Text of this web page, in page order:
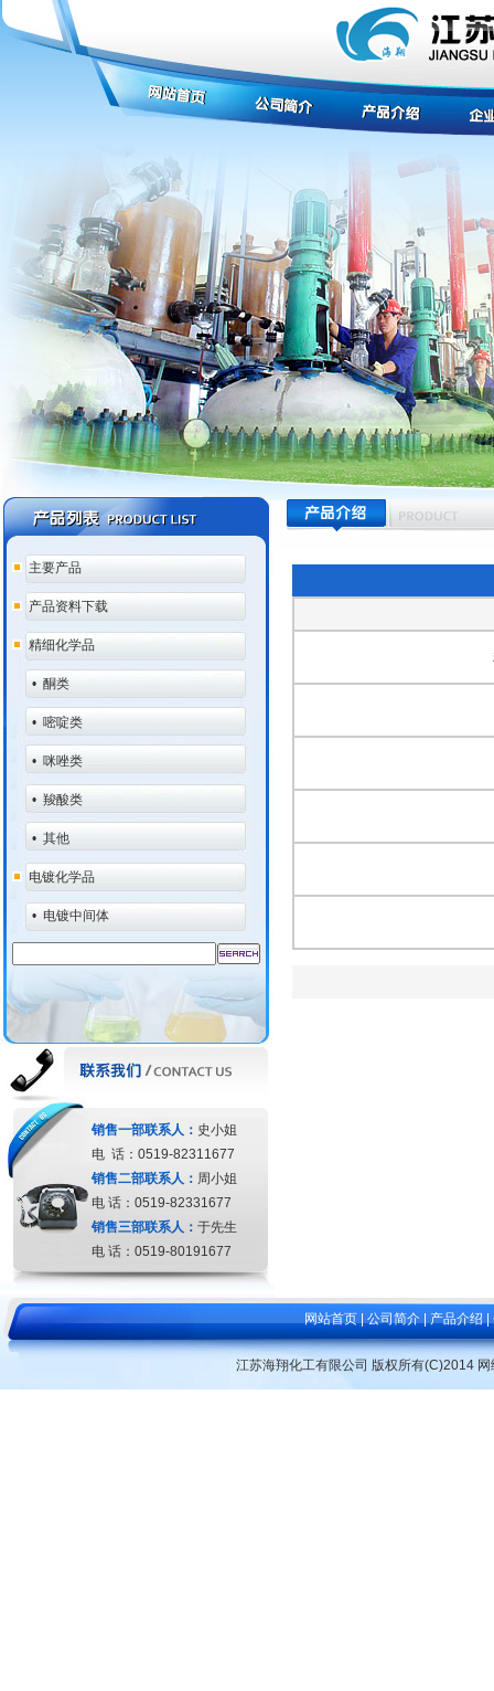
主要产品
产品资料下载
精细化学品
• 酮类
• 嘧啶类
• 咪唑类
• 羧酸类
• 其他
电镀化学品
• 电镀中间体
销售一部联系人： 史小姐
电 话：0519-82311677
销售二部联系人： 周小姐
电 话：0519-82331677
销售三部联系人： 于先生
电 话：0519-80191677
网站首页 公司简介 产品介绍
江苏海翔化工有限公司 版权所有(C)2014